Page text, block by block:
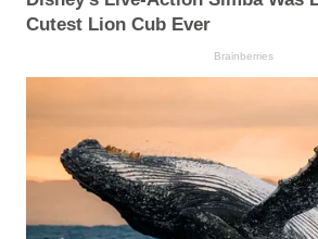
Cutest Lion Cub Ever
Brainberries